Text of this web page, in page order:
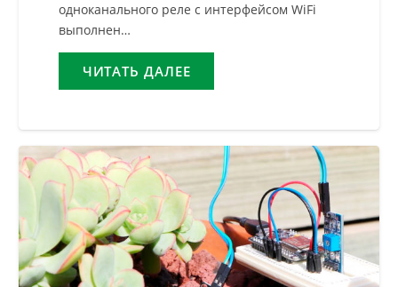
одноканального реле с интерфейсом WiFi
выполнен…
ЧИТАТЬ ДАЛЕЕ